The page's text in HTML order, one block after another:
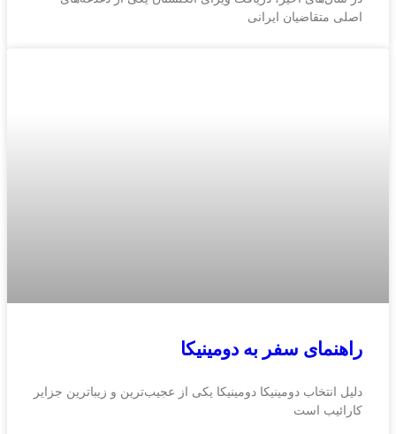
اصلی متقاضیان ایرانی
راهنمای سفر به دومینیکا
دلیل انتخاب دومینیکا دومینیکا یکی از عجیب‌ترین و زیباترین جزایر
کارائیب است